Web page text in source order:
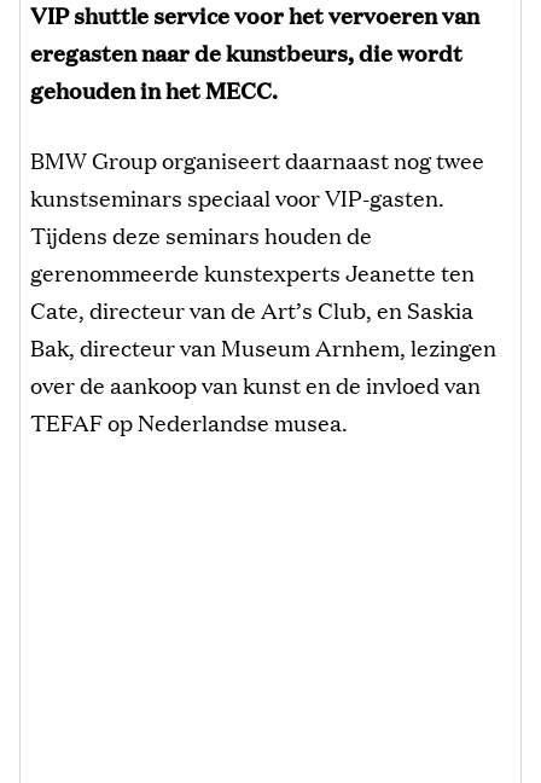
VIP shuttle service voor het vervoeren van
eregasten naar de kunstbeurs, die wordt
gehouden in het MECC.
BMW Group organiseert daarnaast nog twee
kunstseminars speciaal voor VIP-gasten.
Tijdens deze seminars houden de
gerenommeerde kunstexperts Jeanette ten
Cate, directeur van de Art’s Club, en Saskia
Bak, directeur van Museum Arnhem, lezingen
over de aankoop van kunst en de invloed van
TEFAF op Nederlandse musea.